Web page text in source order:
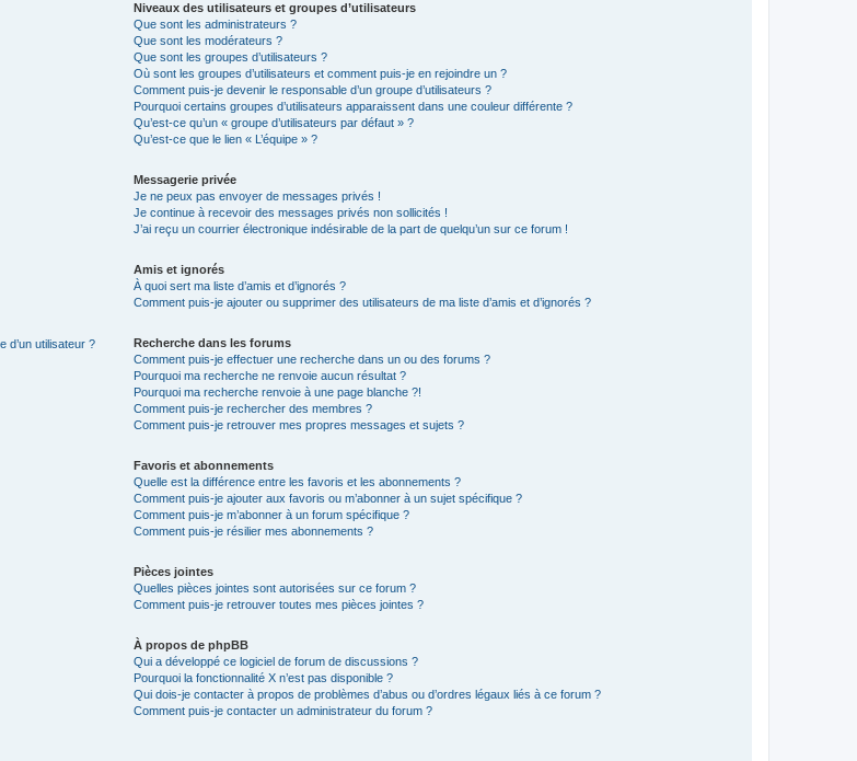
d’un utilisateur ?
Niveaux des utilisateurs et groupes d’utilisateurs
Que sont les administrateurs ?
Que sont les modérateurs ?
Que sont les groupes d’utilisateurs ?
Où sont les groupes d’utilisateurs et comment puis-je en rejoindre un ?
Comment puis-je devenir le responsable d’un groupe d’utilisateurs ?
Pourquoi certains groupes d’utilisateurs apparaissent dans une couleur différente ?
Qu’est-ce qu’un « groupe d’utilisateurs par défaut » ?
Qu’est-ce que le lien « L’équipe » ?
Messagerie privée
Je ne peux pas envoyer de messages privés !
Je continue à recevoir des messages privés non sollicités !
J’ai reçu un courrier électronique indésirable de la part de quelqu’un sur ce forum !
Amis et ignorés
À quoi sert ma liste d’amis et d’ignorés ?
Comment puis-je ajouter ou supprimer des utilisateurs de ma liste d’amis et d’ignorés ?
Recherche dans les forums
Comment puis-je effectuer une recherche dans un ou des forums ?
Pourquoi ma recherche ne renvoie aucun résultat ?
Pourquoi ma recherche renvoie à une page blanche ?!
Comment puis-je rechercher des membres ?
Comment puis-je retrouver mes propres messages et sujets ?
Favoris et abonnements
Quelle est la différence entre les favoris et les abonnements ?
Comment puis-je ajouter aux favoris ou m’abonner à un sujet spécifique ?
Comment puis-je m’abonner à un forum spécifique ?
Comment puis-je résilier mes abonnements ?
Pièces jointes
Quelles pièces jointes sont autorisées sur ce forum ?
Comment puis-je retrouver toutes mes pièces jointes ?
À propos de phpBB
Qui a développé ce logiciel de forum de discussions ?
Pourquoi la fonctionnalité X n’est pas disponible ?
Qui dois-je contacter à propos de problèmes d’abus ou d’ordres légaux liés à ce forum ?
Comment puis-je contacter un administrateur du forum ?